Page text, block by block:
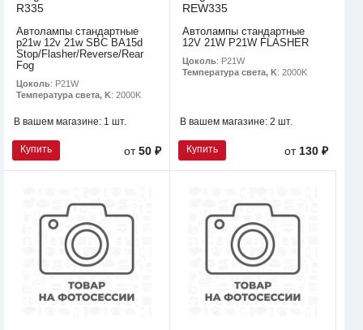
R335
Автолампы стандартные
p21w 12v 21w SBC BA15d
Stop/Flasher/Reverse/Rear
Fog
Цоколь: P21W
Температура света, K: 2000K
В вашем магазине: 1 шт.
Купить от50 ₽
REW335
Автолампы стандартные
12V 21W P21W FLASHER
Цоколь: P21W
Температура света, K: 2000K
В вашем магазине: 2 шт.
Купить от130 ₽